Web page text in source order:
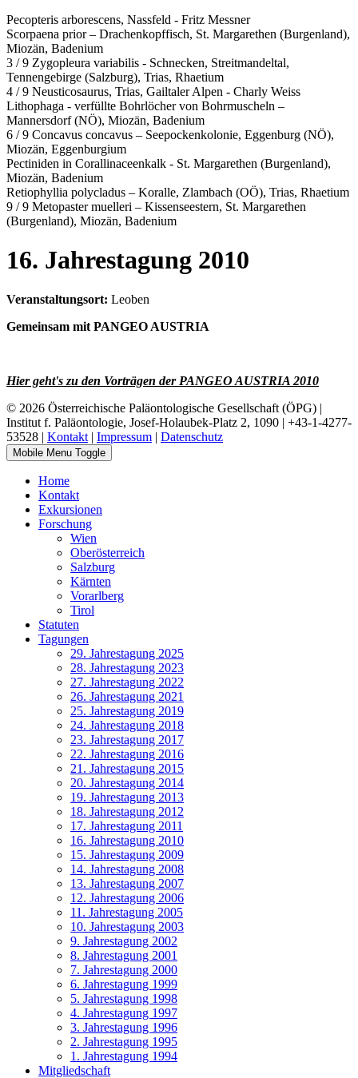
Pecopteris arborescens, Nassfeld - Fritz Messner
Scorpaena prior – Drachenkopffisch, St. Margarethen (Burgenland),
Miozän, Badenium
3 / 9 Zygopleura variabilis - Schnecken, Streitmandeltal,
Tennengebirge (Salzburg), Trias, Rhaetium
4 / 9 Neusticosaurus, Trias, Gailtaler Alpen - Charly Weiss
Lithophaga - verfüllte Bohrlöcher von Bohrmuscheln –
Mannersdorf (NÖ), Miozän, Badenium
6 / 9 Concavus concavus – Seepockenkolonie, Eggenburg (NÖ),
Miozän, Eggenburgium
Pectiniden in Corallinaceenkalk - St. Margarethen (Burgenland),
Miozän, Badenium
Retiophyllia polycladus – Koralle, Zlambach (OÖ), Trias, Rhaetium
9 / 9 Metopaster muelleri – Kissenseestern, St. Margarethen
(Burgenland), Miozän, Badenium
16. Jahrestagung 2010
Veranstaltungsort: Leoben
Gemeinsam mit PANGEO AUSTRIA
Hier geht's zu den Vorträgen der PANGEO AUSTRIA 2010
© 2026 Österreichische Paläontologische Gesellschaft (ÖPG) |
Institut f. Paläontologie, Josef-Holaubek-Platz 2, 1090 | +43-1-4277-
53528 | Kontakt | Impressum | Datenschutz
Mobile Menu Toggle
Home
Kontakt
Exkursionen
Forschung
Wien
Oberösterreich
Salzburg
Kärnten
Vorarlberg
Tirol
Statuten
Tagungen
29. Jahrestagung 2025
28. Jahrestagung 2023
27. Jahrestagung 2022
26. Jahrestagung 2021
25. Jahrestagung 2019
24. Jahrestagung 2018
23. Jahrestagung 2017
22. Jahrestagung 2016
21. Jahrestagung 2015
20. Jahrestagung 2014
19. Jahrestagung 2013
18. Jahrestagung 2012
17. Jahrestagung 2011
16. Jahrestagung 2010
15. Jahrestagung 2009
14. Jahrestagung 2008
13. Jahrestagung 2007
12. Jahrestagung 2006
11. Jahrestagung 2005
10. Jahrestagung 2003
9. Jahrestagung 2002
8. Jahrestagung 2001
7. Jahrestagung 2000
6. Jahrestagung 1999
5. Jahrestagung 1998
4. Jahrestagung 1997
3. Jahrestagung 1996
2. Jahrestagung 1995
1. Jahrestagung 1994
Mitgliedschaft